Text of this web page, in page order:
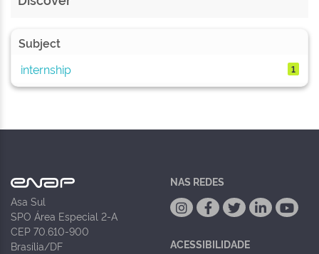
Subject
internship
1
Asa Sul
SPO Área Especial 2-A
CEP 70.610-900
Brasília/DF
NAS REDES
ACESSIBILIDADE